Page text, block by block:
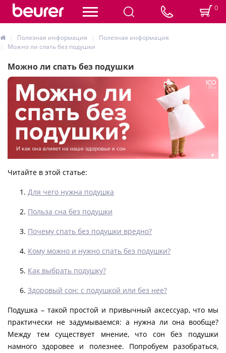
0
Полезная информация
Полезная информация
Можно ли спать без подушки
Можно ли спать без подушки
Читайте в этой статье:
Для чего нужна подушка
Польза сна без подушки
Почему спать без подушки вредно?
Кому можно и нужно спать без подушки?
Как выбрать подушку?
Здоровый сон: с подушкой или без нее?
Подушка – такой простой и привычный аксессуар, что мы
практически не задумываемся: а нужна ли она вообще?
Между тем существует мнение, что сон без подушки
намного здоровее и полезнее. Попробуем разобраться,